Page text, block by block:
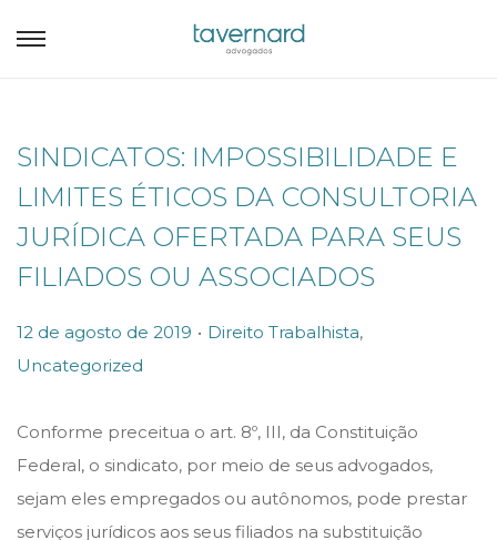
SINDICATOS: IMPOSSIBILIDADE E
LIMITES ÉTICOS DA CONSULTORIA
JURÍDICA OFERTADA PARA SEUS
FILIADOS OU ASSOCIADOS
P
o
t
e
d
o
12 de agosto de 2019 . P
t
e
d
i
Direito Trabalhista,
Uncategorized
Conforme preceitua o art. 8º, III, da Constituição
Federal, o sindicato, por meio de seus advogados,
sejam eles empregados ou autônomos, pode prestar
serviços jurídicos aos seus filiados na substituição